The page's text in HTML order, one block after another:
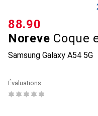
Noreve Coque
Samsung Galaxy A54 5G
CHF
88.90
Évaluations